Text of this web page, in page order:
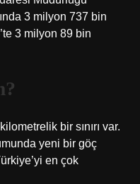
3 milyon 737 bin
3 milyon 89 bin
bir sınırı var.
yeni bir göç
en çok